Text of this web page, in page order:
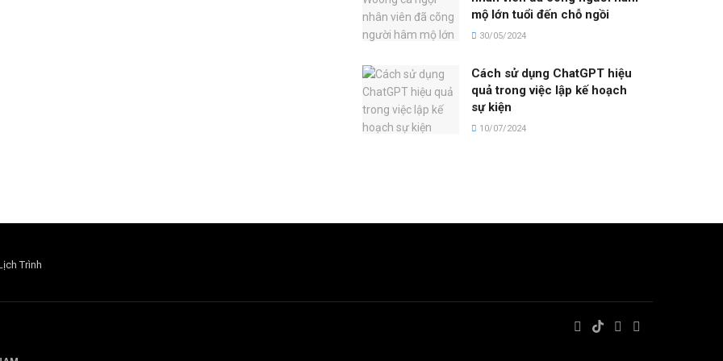
mộ lớn tuổi đến chỗ ngồi
30/05/2024
Cách sử dụng ChatGPT hiệu
quả trong việc lập kế hoạch
sự kiện
10/07/2024
Trình